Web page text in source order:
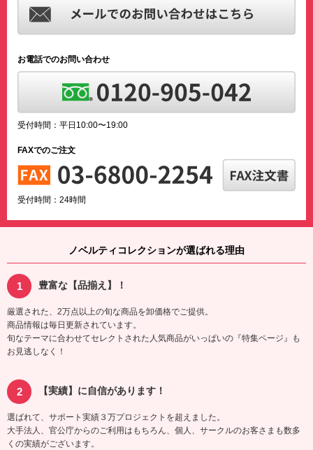
お電話でのお問い合わせ
受付時間：平日10:00〜19:00
FAXでのご注文
受付時間：24時間
ノベルティコレクションが選ばれる理由
豊富な【品揃え】！
厳選された、2万点以上の旬な商品を卸価格でご提供。
商品情報は毎日更新されています。
旬なテーマに合わせてセレクトされた人気商品がいっぱいの『特集ページ』も
お見逃しなく！
【実績】に自信があります！
選ばれて、サポート実績３万プロジェクトを超えました。
大手法人、官公庁からのご利用はもちろん、個人、サークルのお客さまも数多
くの実績がございます。